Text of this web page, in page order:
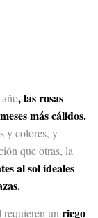
, lasrosas
más cálidos.
y colores, y
que otras, la
al sol ideales
requieren unriego